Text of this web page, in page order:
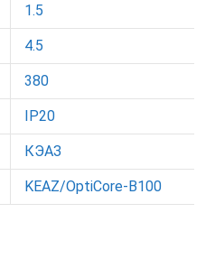
1.5
4.5
380
IP20
КЭАЗ
KEAZ/OptiCore-B100